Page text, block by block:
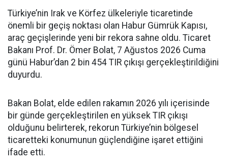
Türkiye’nin Irak ve Körfez ülkeleriyle ticaretinde
önemli bir geçiş noktası olan Habur Gümrük Kapısı,
araç geçişlerinde yeni bir rekora sahne oldu. Ticaret
Bakanı Prof. Dr. Ömer Bolat, 7 Ağustos 2026 Cuma
günü Habur’dan 2 bin 454 TIR çıkışı gerçekleştirildiğini
duyurdu.
Bakan Bolat, elde edilen rakamın 2026 yılı içerisinde
bir günde gerçekleştirilen en yüksek TIR çıkışı
olduğunu belirterek, rekorun Türkiye’nin bölgesel
ticaretteki konumunun güçlendiğine işaret ettiğini
ifade etti.